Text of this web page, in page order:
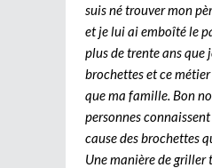
suis né trouver mon
et je lui ai emboîté le
plus de trente ans que
brochettes et ce
que ma famille. Bon
personnes
cause des brochettes
Une manière de